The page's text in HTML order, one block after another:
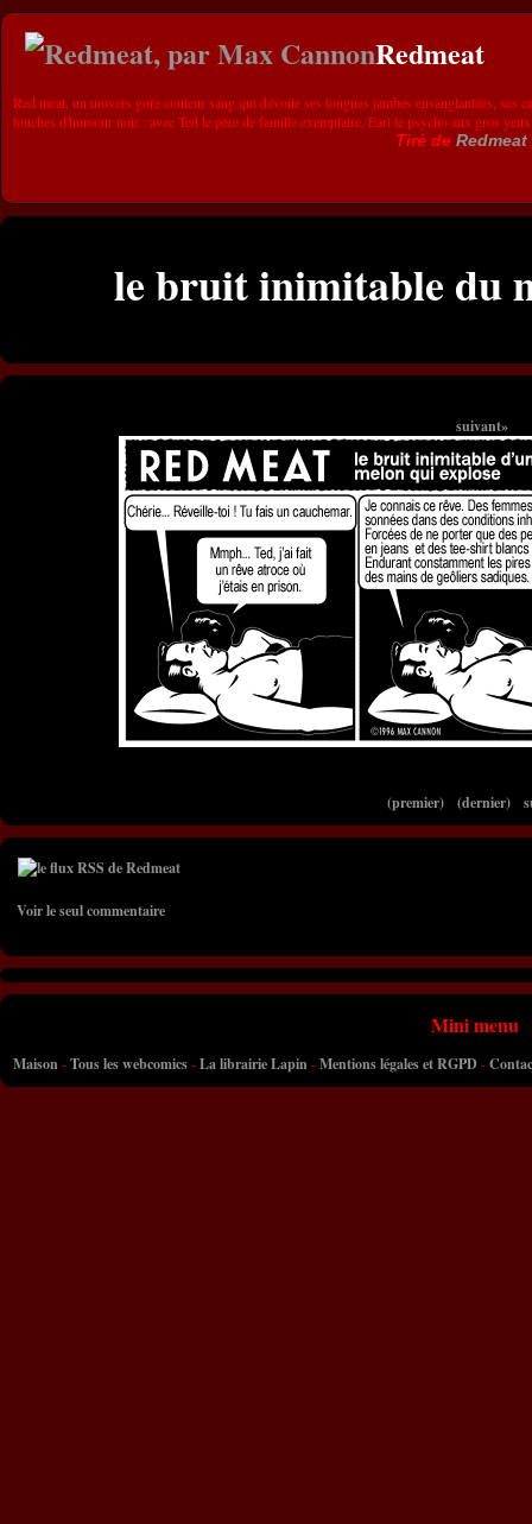
Redmeat
Red meat, un univers gore couleur sang qui dévoile ses longues jambes ensanglantées, ses
touches d'humour noir : avec Ted le père de famille exemplaire, Earl le psycho aux gros
Tiré de Redmeat
le bruit inimitable du
suivant»
(premier) (dernier)
Voir le seul commentaire
Mini menu
Maison-Tous les webcomics-La librairie Lapin-Mentions légales et RGPD-